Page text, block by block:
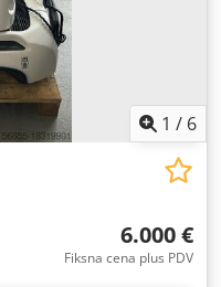
1 / 6
6.000 €
Fiksna cena plus PDV